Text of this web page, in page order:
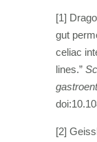
[1]
gut
celiac
lines.”
[2]